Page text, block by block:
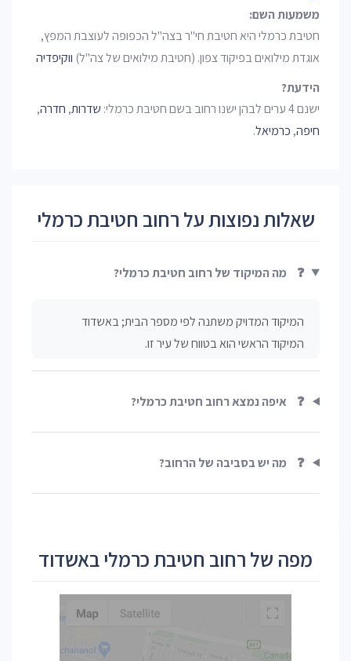
משמעות השם:
חטיבת כרמלי היא חטיבת חי"ר בצה"ל הכפופה לעוצבת המפץ,
אוגדת מילואים בפיקוד צפון. (חטיבת מילואים של צה"ל) ווקיפדיה
הידעת?
ישנם 4 ערים לבהן ישנו רחוב בשם חטיבת כרמלי:
שדרות, חדרה,
חיפה, כרמיאל.
שאלות נפוצות על רחוב חטיבת כרמלי
❓ מה המיקוד של רחוב חטיבת כרמלי?
המיקוד המדויק משתנה לפי מספר הבית; באשדוד
המיקוד הראשי הוא בטווח של עיר זו.
❓ איפה נמצא רחוב חטיבת כרמלי?
❓ מה יש בסביבה של הרחוב?
מפה של רחוב חטיבת כרמלי באשדוד